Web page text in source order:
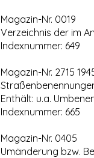
Magazin-Nr. 0019
Verzeichnis der im
Indexnummer: 649
Magazin-Nr. 2715
Enthält: u.a.
Indexnummer: 665
Magazin-Nr. 0405
Umänderung bzw.